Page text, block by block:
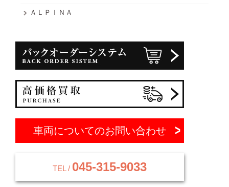
ＡＬＰＩＮＡ
車両についてのお問い合わせ
TEL / 045-315-9033